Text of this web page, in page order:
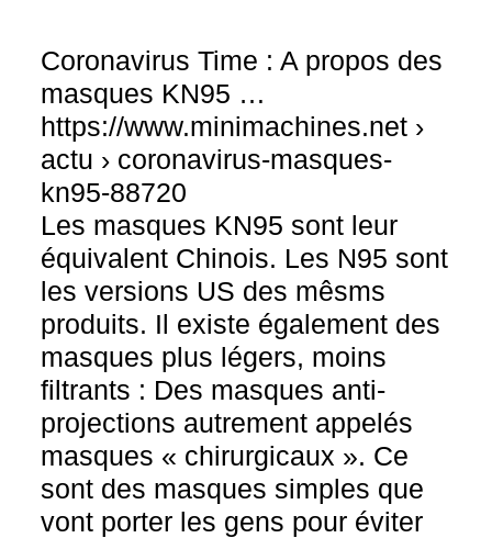
Coronavirus Time : A propos des
masques KN95 …
https://www.minimachines.net ›
actu › coronavirus-masques-
kn95-88720
Les masques KN95 sont leur
équivalent Chinois. Les N95 sont
les versions US des mêsms
produits. Il existe également des
masques plus légers, moins
filtrants : Des masques anti-
projections autrement appelés
masques « chirurgicaux ». Ce
sont des masques simples que
vont porter les gens pour éviter